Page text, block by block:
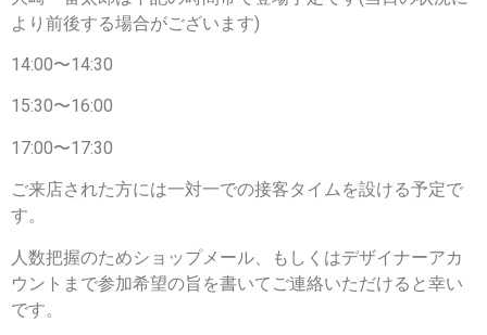
より前後する場合がございます)
14:00〜14:30
15:30〜16:00
17:00〜17:30
ご来店された方には一対一での接客タイムを設ける予定で
す。
人数把握のためショップメール、もしくはデザイナーアカ
ウントまで参加希望の旨を書いてご連絡いただけると幸い
です。